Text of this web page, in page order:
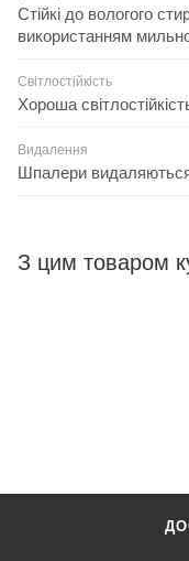
Стійкі до вологого
використанням
Світлостійкість
Хороша
Видалення
Шпалери видаляються
З цим товаром